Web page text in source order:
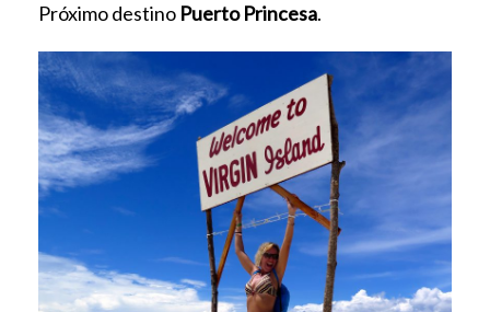
Próximo destino Puerto Princesa.